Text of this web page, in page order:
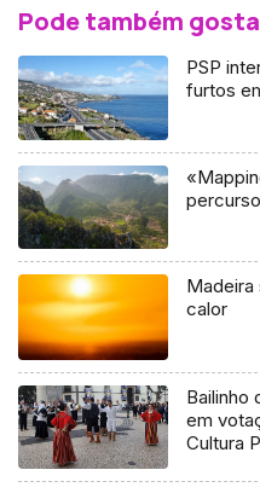
Pode também
PSP
furtos
Madeira
calor
Bailinho
em
Cultura